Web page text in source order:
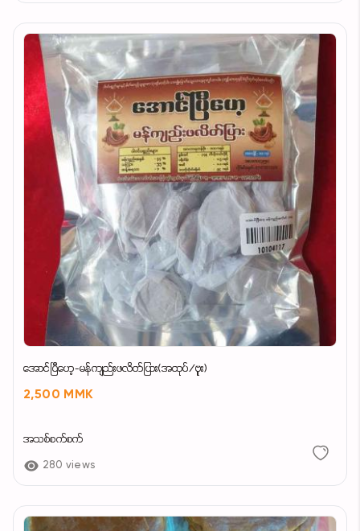
အောင်ပြီဟေ့-မန်ကျည်းဖလိတ်ပြား(အထုပ်/ဗူး)
2,500 MMK
အသစ်စက်စက်
280 views